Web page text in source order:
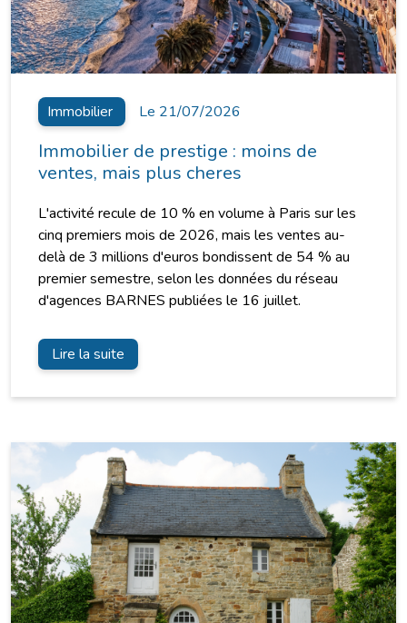
Immobilier Le 21/07/2026
Immobilier de prestige : moins de
ventes, mais plus cheres
L'activité recule de 10 % en volume à Paris sur les
cinq premiers mois de 2026, mais les ventes au-
delà de 3 millions d'euros bondissent de 54 % au
premier semestre, selon les données du réseau
d'agences BARNES publiées le 16 juillet.
Lire la suite